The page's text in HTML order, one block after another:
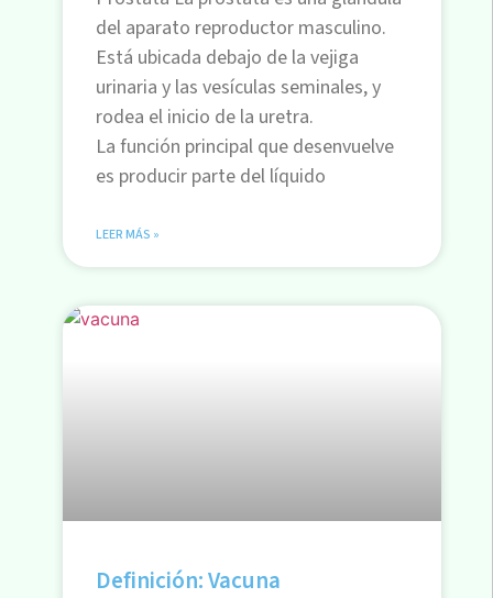
del aparato reproductor masculino.
Está ubicada debajo de la vejiga
urinaria y las vesículas seminales, y
rodea el inicio de la uretra.
La función principal que desenvuelve
es producir parte del líquido
LEER MÁS »
Definición: Vacuna